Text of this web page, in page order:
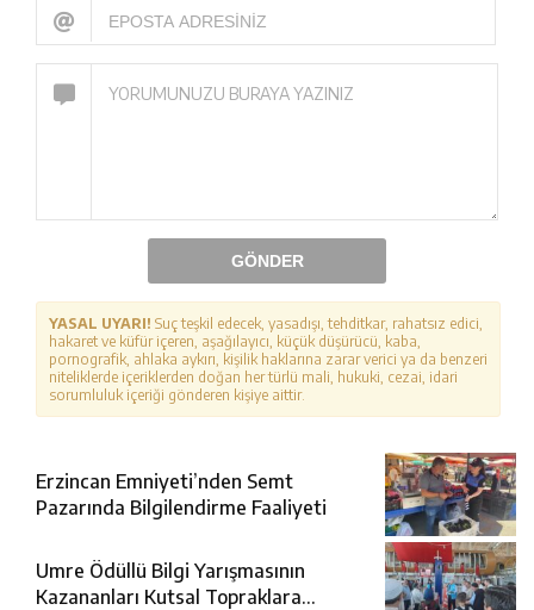
GÖNDER
YASAL UYARI! Suç teşkil edecek, yasadışı, tehditkar, rahatsız edici,
hakaret ve küfür içeren, aşağılayıcı, küçük düşürücü, kaba,
pornografik, ahlaka aykırı, kişilik haklarına zarar verici ya da benzeri
niteliklerde içeriklerden doğan her türlü mali, hukuki, cezai, idari
sorumluluk içeriği gönderen kişiye aittir.
Erzincan Emniyeti’nden Semt
Pazarında Bilgilendirme Faaliyeti
Umre Ödüllü Bilgi Yarışmasının
Kazananları Kutsal Topraklara